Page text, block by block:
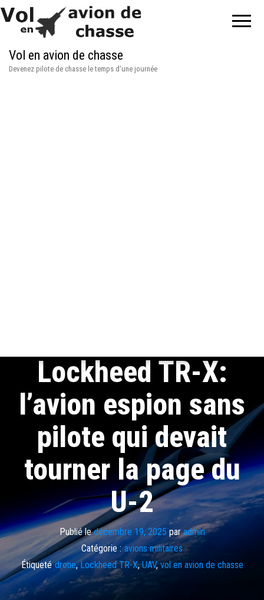
Vol en avion de chasse
Devenez pilote de chasse le temps d'une journée
Lockheed TR-X:
l’avion espion sans
pilote qui devait
tourner la page du
U-2
Publié ledécembre 19, 2025 paradmin
Catégorie : avions militaires
Étiqueté drone,Lockheed TR-X,UAV, vol en avion de chasse